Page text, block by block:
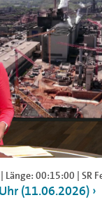
00:15:00 | SR
(11.06.2026)